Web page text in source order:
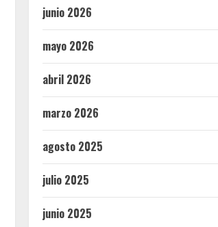
junio 2026
mayo 2026
abril 2026
marzo 2026
agosto 2025
julio 2025
junio 2025